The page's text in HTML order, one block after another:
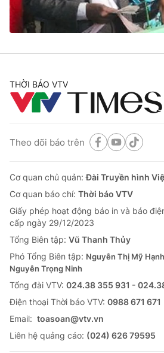
THỜI BÁO VTV
Theo dõi báo trên
Cơ quan chủ quản:Đài Truyền hình
Cơ quan báo chí: Thời báo VTV
Giấy phép hoạt động báo in và báo
cấp ngày 29/12/2023
Tổng Biên tập: Vũ Thanh Thủy
Phó Tổng Biên tập: Nguyễn Thị Mỹ
Nguyễn Trọng Ninh
Tổng đài VTV: 024.38 355 931 -
Ðiện thoại Thời báo VTV: 0988 671 671
Email: toasoan@vtv.vn
Liên hệ quảng cáo: (024) 626 79595